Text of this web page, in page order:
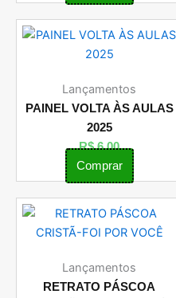
Lançamentos
PAINEL VOLTA ÀS AULAS
2025
R$6,00
Comprar
Lançamentos
RETRATO PÁSCOA